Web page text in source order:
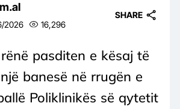
2026 16,296
SHARE
pasditen e kësaj të
banesë në rrugën e
Poliklinikës së qytetit